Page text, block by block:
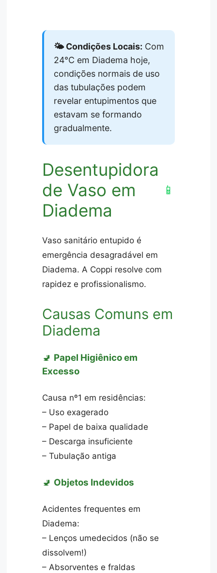
🌤️ Condições Locais: Com
24°C em Diadema hoje,
condições normais de uso
das tubulações podem
revelar entupimentos que
estavam se formando
gradualmente.
Desentupidora
de Vaso em
Diadema
📱
Vaso sanitário entupido é
emergência desagradável em
Diadema. A Coppi resolve com
rapidez e profissionalismo.
Causas Comuns em
Diadema
🚽 Papel Higiênico em
Excesso
Causa nº1 em residências:
– Uso exagerado
– Papel de baixa qualidade
– Descarga insuficiente
– Tubulação antiga
🚽 Objetos Indevidos
Acidentes frequentes em
Diadema:
– Lenços umedecidos (não se
dissolvem!)
– Absorventes e fraldas